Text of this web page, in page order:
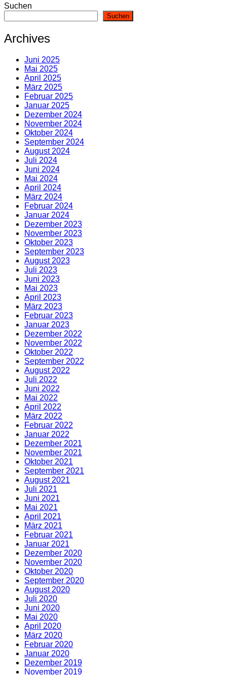
Suchen
Suchen
Archives
Juni 2025
Mai 2025
April 2025
März 2025
Februar 2025
Januar 2025
Dezember 2024
November 2024
Oktober 2024
September 2024
August 2024
Juli 2024
Juni 2024
Mai 2024
April 2024
März 2024
Februar 2024
Januar 2024
Dezember 2023
November 2023
Oktober 2023
September 2023
August 2023
Juli 2023
Juni 2023
Mai 2023
April 2023
März 2023
Februar 2023
Januar 2023
Dezember 2022
November 2022
Oktober 2022
September 2022
August 2022
Juli 2022
Juni 2022
Mai 2022
April 2022
März 2022
Februar 2022
Januar 2022
Dezember 2021
November 2021
Oktober 2021
September 2021
August 2021
Juli 2021
Juni 2021
Mai 2021
April 2021
März 2021
Februar 2021
Januar 2021
Dezember 2020
November 2020
Oktober 2020
September 2020
August 2020
Juli 2020
Juni 2020
Mai 2020
April 2020
März 2020
Februar 2020
Januar 2020
Dezember 2019
November 2019